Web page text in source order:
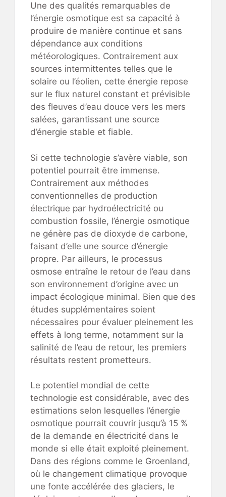
Une des qualités remarquables de
l’énergie osmotique est sa capacité à
produire de manière continue et sans
dépendance aux conditions
météorologiques. Contrairement aux
sources intermittentes telles que le
solaire ou l’éolien, cette énergie repose
sur le flux naturel constant et prévisible
des fleuves d’eau douce vers les mers
salées, garantissant une source
d’énergie stable et fiable.
Si cette technologie s’avère viable, son
potentiel pourrait être immense.
Contrairement aux méthodes
conventionnelles de production
électrique par hydroélectricité ou
combustion fossile, l’énergie osmotique
ne génère pas de dioxyde de carbone,
faisant d’elle une source d’énergie
propre. Par ailleurs, le processus
osmose entraîne le retour de l’eau dans
son environnement d’origine avec un
impact écologique minimal. Bien que des
études supplémentaires soient
nécessaires pour évaluer pleinement les
effets à long terme, notamment sur la
salinité de l’eau de retour, les premiers
résultats restent prometteurs.
Le potentiel mondial de cette
technologie est considérable, avec des
estimations selon lesquelles l’énergie
osmotique pourrait couvrir jusqu’à 15 %
de la demande en électricité dans le
monde si elle était exploité pleinement.
Dans des régions comme le Groenland,
où le changement climatique provoque
une fonte accélérée des glaciers, le